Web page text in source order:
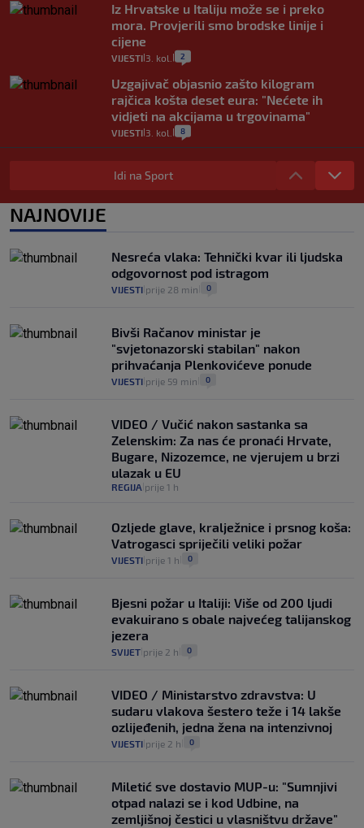
Iz Hrvatske u Italiju može se i preko
mora. Provjerili smo brodske linije i
cijene
VIJESTI 3. kol. 2
Uzgajivač objasnio zašto kilogram
rajčica košta deset eura: "Nećete ih
vidjeti na akcijama u trgovinama"
VIJESTI 3. kol. 8
Selidba je jedno od stresnijih iskustava.
Evo aktualnih cijena i nekoliko savjeta
0
automobilom na Hvar iz Zagreba, a
koliko iz Osijeka
VIJESTI 14
Idi na Sport
NAJNOVIJE
Nesreća vlaka: Tehnički kvar ili ljudska
odgovornost pod istragom
VIJESTI prije 28 min 0
Bivši Račanov ministar je
"svjetonazorski stabilan" nakon
prihvaćanja Plenkovićeve ponude
VIJESTI prije 59 min 0
VIDEO / Vučić nakon sastanka sa
Zelenskim: Za nas će pronaći Hrvate,
Bugare, Nizozemce, ne vjerujem u brzi
ulazak u EU
REGIJA prije 1 h
Ozljede glave, kralježnice i prsnog koša:
Vatrogasci spriječili veliki požar
VIJESTI prije 1 h 0
Bjesni požar u Italiji: Više od 200 ljudi
evakuirano s obale najvećeg talijanskog
jezera
SVIJET prije 2 h 0
VIDEO / Ministarstvo zdravstva: U
sudaru vlakova šestero teže i 14 lakše
ozlijeđenih, jedna žena na intenzivnoj
VIJESTI prije 2 h 0
Miletić sve dostavio MUP-u: "Sumnjivi
otpad nalazi se i kod Udbine, na
zemljišnoj čestici u vlasništvu države"